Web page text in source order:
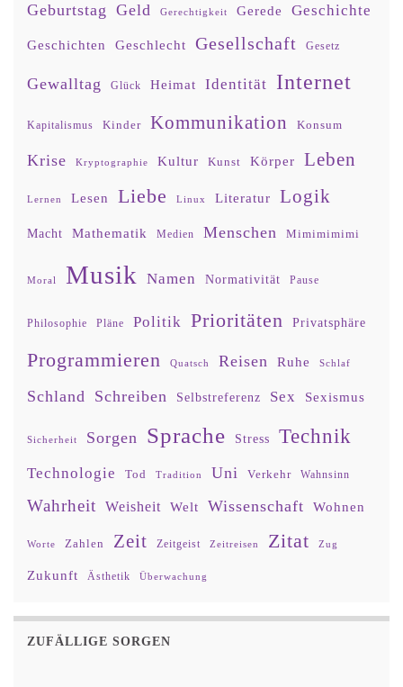
Geburtstag Geld Gerechtigkeit Gerede Geschichte
Geschichten Geschlecht Gesellschaft Gesetz
Gewalltag Glück Heimat Identität Internet
Kapitalismus Kinder Kommunikation Konsum
Krise Kryptographie Kultur Kunst Körper Leben
Lernen Lesen Liebe Linux Literatur Logik
Macht Mathematik Medien Menschen Mimimimimi
Moral Musik Namen Normativität Pause
Philosophie Pläne Politik Prioritäten Privatsphäre
Programmieren Quatsch Reisen Ruhe Schlaf
Schland Schreiben Selbstreferenz Sex Sexismus
Sicherheit Sorgen Sprache Stress Technik
Technologie Tod Tradition Uni Verkehr Wahnsinn
Wahrheit Weisheit Welt Wissenschaft Wohnen
Worte Zahlen Zeit Zeitgeist Zeitreisen Zitat Zug
Zukunft Ästhetik Überwachung
ZUFÄLLIGE SORGEN